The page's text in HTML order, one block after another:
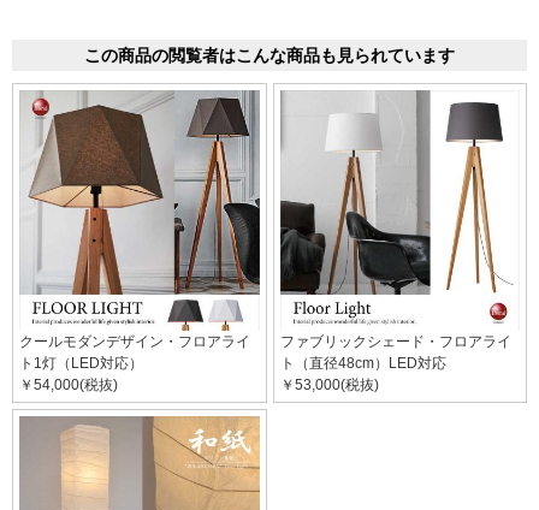
この商品の閲覧者はこんな商品も見られています
クールモダンデザイン・フロアライ
ト1灯（LED対応）
￥54,000(税抜)
ファブリックシェード・フロアライ
ト（直径48cm）LED対応
￥53,000(税抜)